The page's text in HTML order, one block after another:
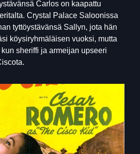
Carlos on kaapattu
Crystal Palace Saloonissa
tyttöystävänsä Sallyn, jota hän
köysiryhmäläisen vuoksi, mutta
sheriffi ja armeijan upseeri